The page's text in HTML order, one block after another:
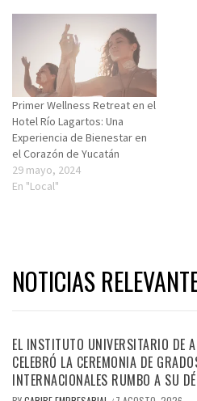
Primer Wellness Retreat en el
Hotel Río Lagartos: Una
Experiencia de Bienestar en
el Corazón de Yucatán
29 mayo, 2024
En "Local"
NOTICIAS
EL INSTITUTO UNIVERSITARIO DE
CELEBRÓ LA CEREMONIA DE
INTERNACIONALES RUMBO A SU